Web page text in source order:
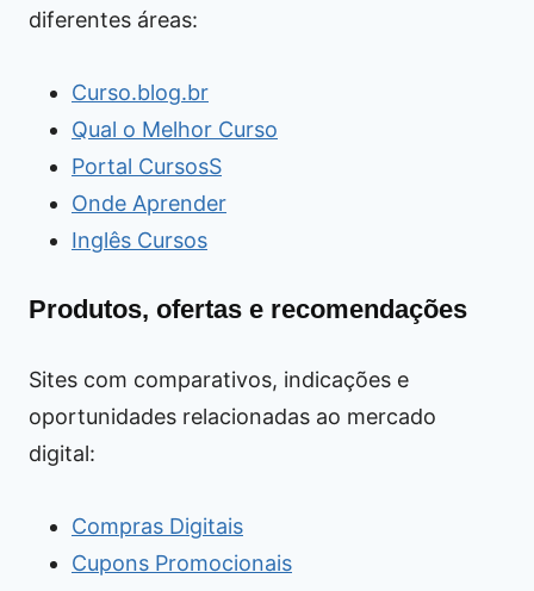
diferentes áreas:
Curso.blog.br
Qual o Melhor Curso
Portal CursosS
Onde Aprender
Inglês Cursos
Produtos, ofertas e recomendações
Sites com comparativos, indicações e
oportunidades relacionadas ao mercado
digital:
Compras Digitais
Cupons Promocionais